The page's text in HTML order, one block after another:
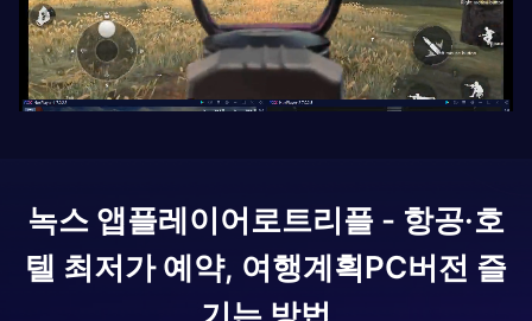
녹스 앱플레이어로트리플 - 항공·호
텔 최저가 예약, 여행계획PC버전 즐